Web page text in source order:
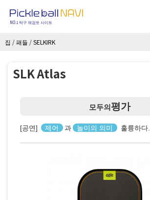
NO.1 탁구 재검토 사이트
집 /패들 /SELKIRK
SLK Atlas
모두의평가
[공연] 제어 과 놀이의 의미 훌륭하다.